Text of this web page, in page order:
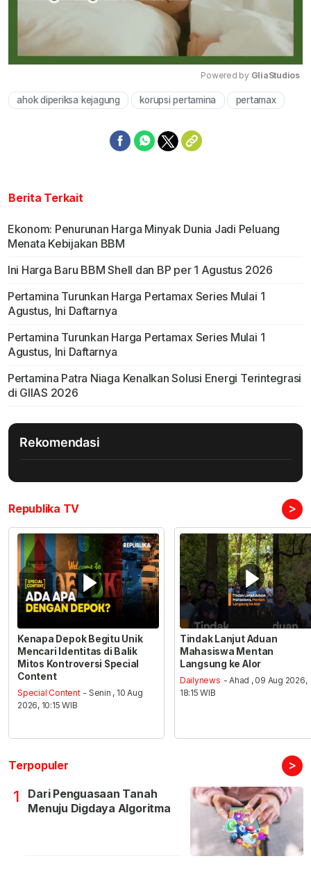
Mute
Powered by GliaStudios
ahok diperiksa kejagung korupsi pertamina pertamax
Berita Terkait
Ekonom: Penurunan Harga Minyak Dunia Jadi Peluang
Menata Kebijakan BBM
Ini Harga Baru BBM Shell dan BP per 1 Agustus 2026
Pertamina Turunkan Harga Pertamax Series Mulai 1
Agustus, Ini Daftarnya
Pertamina Turunkan Harga Pertamax Series Mulai 1
Agustus, Ini Daftarnya
Pertamina Patra Niaga Kenalkan Solusi Energi Terintegrasi
di GIIAS 2026
Rekomendasi
Republika TV >
Kenapa Depok Begitu Unik
Mencari Identitas di Balik
Mitos Kontroversi Special
Content
Special Content - Senin , 10 Aug
2026, 10:15 WIB
Tindak Lanjut Aduan
Mahasiswa Mentan
Langsung ke Alor
Dailynews - Ahad , 09 Aug 2026,
18:15 WIB
Terpopuler >
1
Dari Penguasaan Tanah
Menuju Digdaya Algoritma